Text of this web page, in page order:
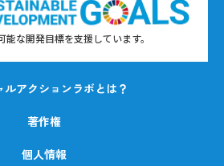
能な開発目標を支援しています。
ルアクションラボとは？
著作権
個人情報